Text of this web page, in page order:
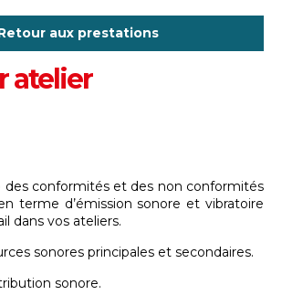
aux prestations
atelier
des conformités et des non conformités
terme d’émission sonore et vibratoire
dans vos ateliers.
sonores principales et secondaires.
sonore.